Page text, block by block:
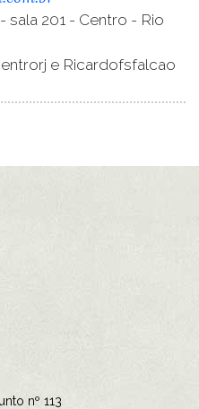
sala 201 - Centro - Rio
e Ricardofsfalcao
nº 113